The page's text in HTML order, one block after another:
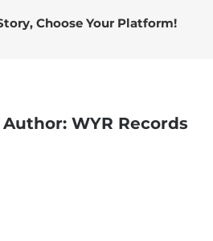
Choose Your Platform!
WYR Records